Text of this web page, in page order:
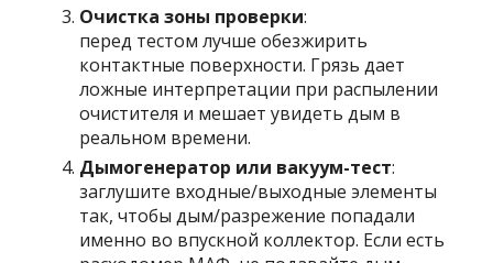
Очистка зоны проверки:
перед тестом лучше обезжирить
контактные поверхности. Грязь дает
ложные интерпретации при распылении
очистителя и мешает увидеть дым в
реальном времени.
Дымогенератор или вакуум-тест:
заглушите входные/выходные элементы
так, чтобы дым/разрежение попадали
именно во впускной коллектор. Если есть